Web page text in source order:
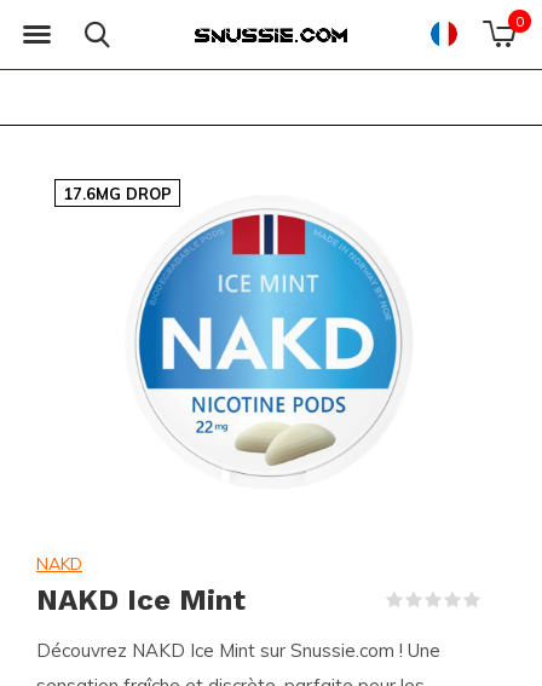
0
17.6MG DROP
NAKD
NAKD Ice Mint
Découvrez NAKD Ice Mint sur Snussie.com ! Une